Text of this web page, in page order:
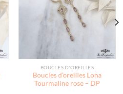
BOUCLES D'OREILLES
Boucles d’oreilles Lona
Tourmaline rose – DP